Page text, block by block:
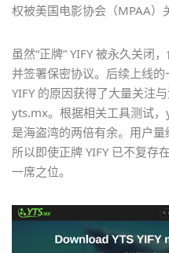
权被美国电影协会（MPAA）
虽然“正牌” YIFY 被永久关闭
并签署保密协议。后续上线的
YIFY 的原因获得了大量关注
yts.mx。根据相关工具测试
是海盗湾的两倍有余。用户量
所以即使正牌 YIFY 已不复存
一席之位。